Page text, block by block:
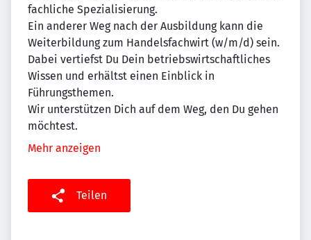
fachliche Spezialisierung.
Ein anderer Weg nach der Ausbildung kann die
Weiterbildung zum Handelsfachwirt (w/m/d) sein.
Dabei vertiefst Du Dein betriebswirtschaftliches
Wissen und erhältst einen Einblick in
Führungsthemen.
Wir unterstützen Dich auf dem Weg, den Du gehen
möchtest.
Mehr anzeigen
Teilen